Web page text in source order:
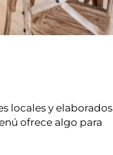
locales y elaborados
ofrece algo para